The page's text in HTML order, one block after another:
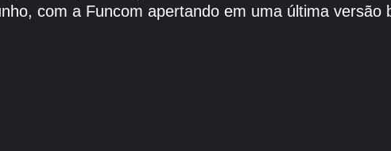
com a Funcom apertando em uma última versão